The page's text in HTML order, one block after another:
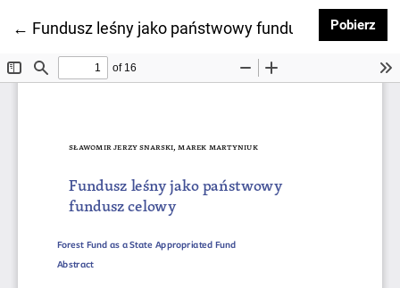
← Wróć do szczegółów artykułu
Fundusz leśny jako państwowy fundusz celowy
Pobierz